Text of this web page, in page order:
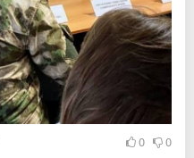
0 0